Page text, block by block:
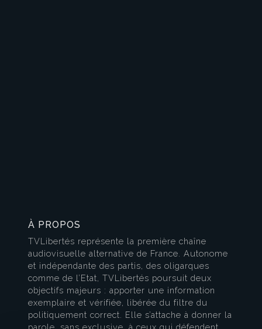
À PROPOS
TVLibertés représente la première chaîne
audiovisuelle alternative de France. Autonome
et indépendante des partis, des oligarques
comme de l’Etat, TVLibertés poursuit deux
objectifs majeurs : apporter une information
exemplaire et vérifiée, libérée du filtre du
politiquement correct. Elle s’attache à donner la